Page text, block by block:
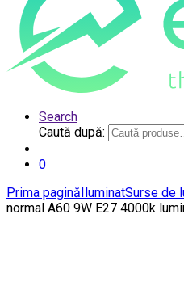
Search
Caută după:
0
Prima paginăIluminatSurse de
normal A60 9W E27 4000k